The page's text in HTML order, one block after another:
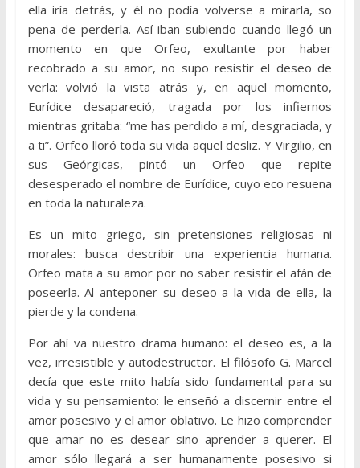
ella iría detrás, y él no podía volverse a mirarla, so
pena de perderla. Así iban subiendo cuando llegó un
momento en que Orfeo, exultante por haber
recobrado a su amor, no supo resistir el deseo de
verla: volvió la vista atrás y, en aquel momento,
Eurídice desapareció, tragada por los infiernos
mientras gritaba: “me has perdido a mí, desgraciada, y
a ti”. Orfeo lloró toda su vida aquel desliz. Y Virgilio, en
sus Geórgicas, pintó un Orfeo que repite
desesperado el nombre de Eurídice, cuyo eco resuena
en toda la naturaleza.
Es un mito griego, sin pretensiones religiosas ni
morales: busca describir una experiencia humana.
Orfeo mata a su amor por no saber resistir el afán de
poseerla. Al anteponer su deseo a la vida de ella, la
pierde y la condena.
Por ahí va nuestro drama humano: el deseo es, a la
vez, irresistible y autodestructor. El filósofo G. Marcel
decía que este mito había sido fundamental para su
vida y su pensamiento: le enseñó a discernir entre el
amor posesivo y el amor oblativo. Le hizo comprender
que amar no es desear sino aprender a querer. El
amor sólo llegará a ser humanamente posesivo si